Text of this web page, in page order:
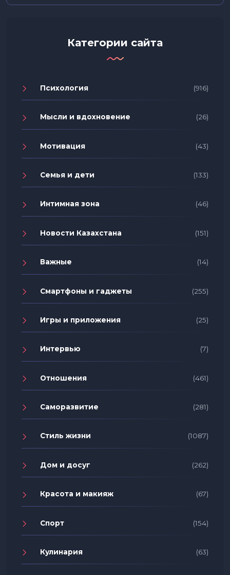
Категории сайта
Психология (916)
Мысли и вдохновение (26)
Мотивация (43)
Семья и дети (133)
Интимная зона (46)
Новости Казахстана (151)
Важные (14)
Смартфоны и гаджеты (255)
Игры и приложения (25)
Интервью (7)
Отношения (461)
Саморазвитие (281)
Стиль жизни (1087)
Дом и досуг (262)
Красота и макияж (67)
Спорт (154)
Кулинария (63)